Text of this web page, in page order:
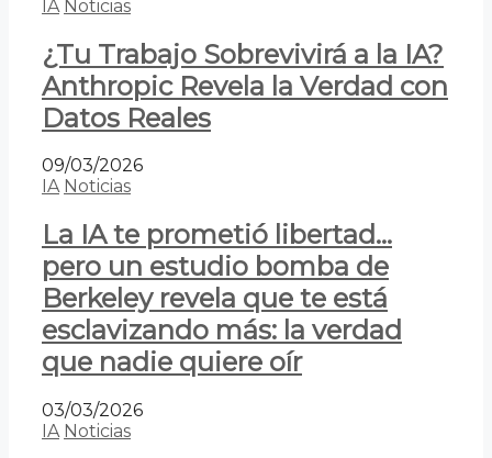
IA Noticias
¿Tu Trabajo Sobrevivirá a la IA?
Anthropic Revela la Verdad con
Datos Reales
09/03/2026
IA Noticias
La IA te prometió libertad…
pero un estudio bomba de
Berkeley revela que te está
esclavizando más: la verdad
que nadie quiere oír
03/03/2026
IA Noticias